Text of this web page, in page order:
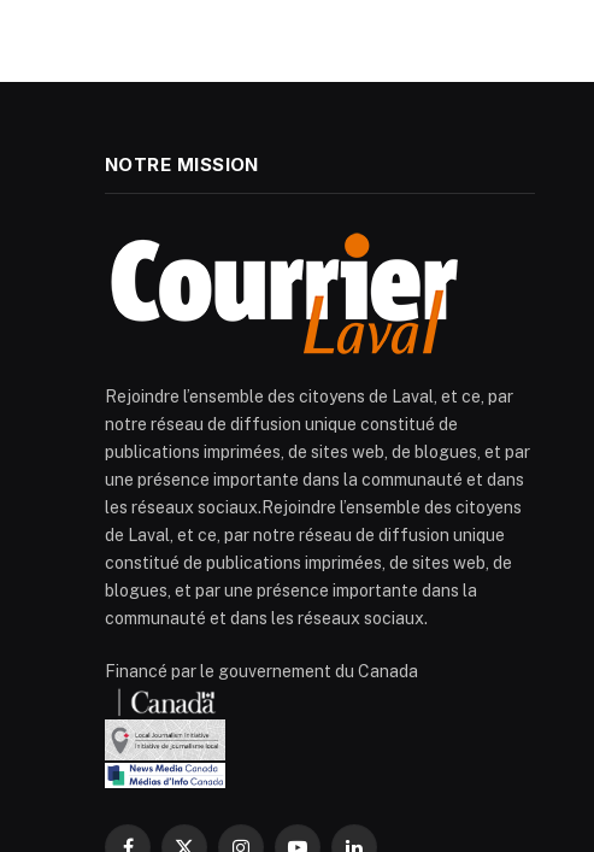
NOTRE MISSION
Rejoindre l’ensemble des citoyens de Laval, et ce, par
notre réseau de diffusion unique constitué de
publications imprimées, de sites web, de blogues, et par
une présence importante dans la communauté et dans
les réseaux sociaux.Rejoindre l’ensemble des citoyens
de Laval, et ce, par notre réseau de diffusion unique
constitué de publications imprimées, de sites web, de
blogues, et par une présence importante dans la
communauté et dans les réseaux sociaux.
Financé par le gouvernement du Canada